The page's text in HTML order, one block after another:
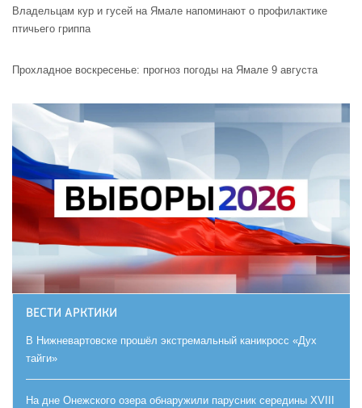
Владельцам кур и гусей на Ямале напоминают o профилактике
птичьего гриппа
Прохладное воскресенье: прогноз погоды на Ямале 9 августа
ВЕСТИ АРКТИКИ
В Нижневартовске прошёл экстремальный каникросс «Дух
тайги»
На дне Онежского озера обнаружили парусник середины XVIII